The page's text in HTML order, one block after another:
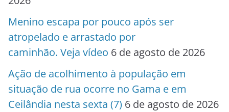
Menino escapa por pouco após ser
atropelado e arrastado por
caminhão. Veja vídeo 6 de agosto de 2026
Ação de acolhimento à população em
situação de rua ocorre no Gama e em
Ceilândia nesta sexta (7) 6 de agosto de 2026